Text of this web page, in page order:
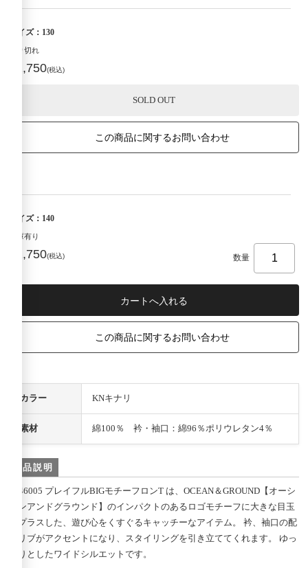
サイズ：130
売り切れ
¥2,750(税込)
SOLD OUT
この商品に関するお問い合わせ
サイズ：140
在庫有り
¥2,750(税込) 数量
この商品に関するお問い合わせ
カラー KNキナリ
素材 綿100％ 衿・袖口：綿96％ポリウレタン4％
商品説明
4546005 プレイフルBIGモチーフロンT は、OCEAN＆GROUND【オーシ
ャンアンドグラウンド】のインパクトのあるロゴモチーフに大きな目玉
をプラスした、遊び心をくすぐるキャッチーなアイテム。 衿、袖口の配
色リブがアクセントになり、スタイリングを引き立ててくれます。 ゆっ
たりとしたワイドシルエットです。